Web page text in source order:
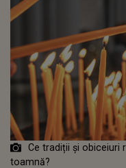
Ce tradiții și obiceiuri
toamnă?